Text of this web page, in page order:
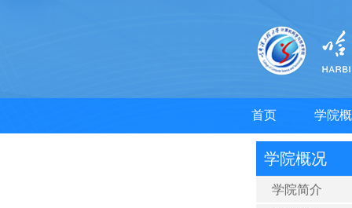
首页 学院
学院概况
学院简介